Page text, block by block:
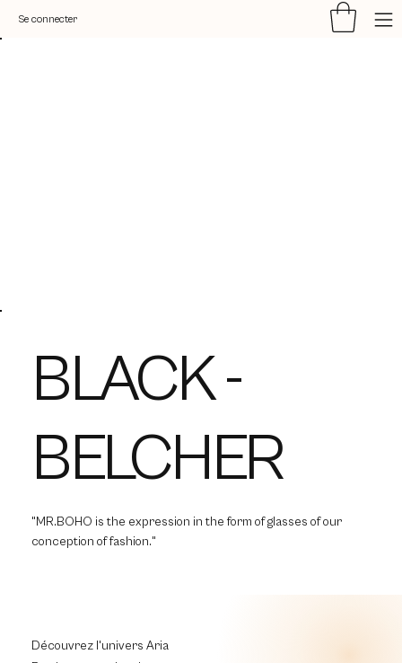
Se connecter
BLACK -
BELCHER
"MR.BOHO is the expression in the form of glasses of our
conception of fashion."
Découvrez l'univers Aria